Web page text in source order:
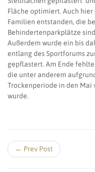
Fläche optimiert. Auch
Familien entstanden, die
Behindertenparkplätze
Außerdem wurde ein bis
entlang des Sportforums
gepflastert. Am Ende
die unter anderem
Trockenperiode in den Mai
wurde.
← Prev Post